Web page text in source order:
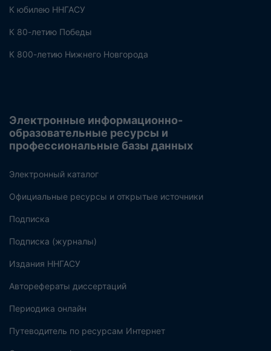
К юбилею ННГАСУ
К 80-летию Победы
К 800-летию Нижнего Новгорода
Электронные информационно-
образовательные ресурсы и
профессиональные базы данных
Электронный каталог
Официальные ресурсы и открытые источники
Подписка
Подписка (журналы)
Издания ННГАСУ
Авторефераты диссертаций
Периодика онлайн
Путеводитель по ресурсам Интернет